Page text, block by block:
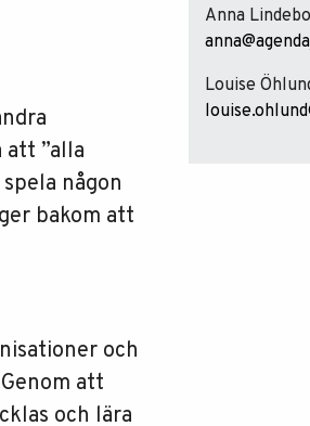
”alla
någon
bakom att
och
att
och lära
Anna
Louise